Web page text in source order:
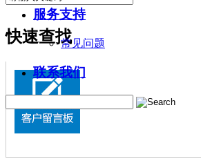
服务支持
常见问题
联系我们
快速查找